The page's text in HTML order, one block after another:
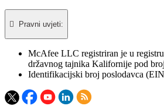
 Pravni uvjeti:​
McAfee LLC registriran je u
državnog tajnika Kalifornije pod
Identifikacijski broj poslodavca